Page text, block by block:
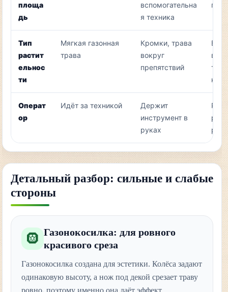
площа
дь
вспомогательна
я техника
Тип
растит
ельнос
ти
Мягкая газонная
трава
Кромки, трава
вокруг
препятствий
Операт
ор
Идёт за техникой
Держит
инструмент в
руках
Детальный разбор: сильные и слабые
стороны
🛞 Газонокосилка: для ровного
красивого среза
Газонокосилка создана для эстетики. Колёса задают
одинаковую высоту, а нож под декой срезает траву